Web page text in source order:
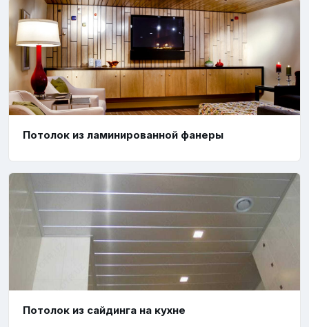
Потолок из ламинированной фанеры
Потолок из сайдинга на кухне